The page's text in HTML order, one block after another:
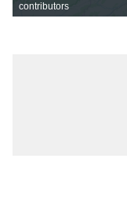
contributors